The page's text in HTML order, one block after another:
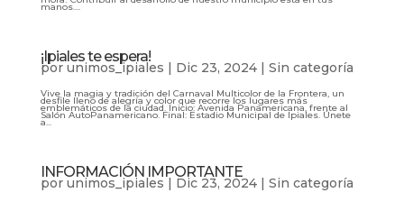
manos....
¡Ipiales te espera!
por unimos_ipiales | Dic 23, 2024| Sin categoría
Vive la magia y tradición del Carnaval Multicolor de la Frontera, un
desfile lleno de alegría y color que recorre los lugares más
emblemáticos de la ciudad. Inicio: Avenida Panamericana, frente al
Salón AutoPanamericano. Final: Estadio Municipal de Ipiales. Únete
a...
INFORMACIÓN IMPORTANTE
por unimos_ipiales | Dic 23, 2024| Sin categoría